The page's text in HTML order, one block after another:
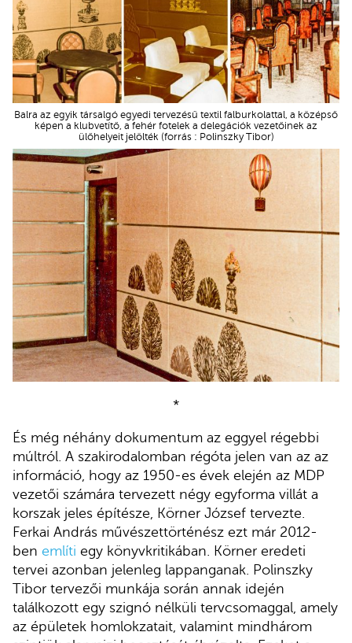
Balra az egyik társalgó egyedi tervezésű textil falburkolattal, a középső
képen a klubvetítő, a fehér fotelek a delegációk vezetőinek az
ülőhelyeit jelölték (forrás : Polinszky Tibor)
*
És még néhány dokumentum az eggyel régebbi
múltról. A szakirodalomban régóta jelen van az az
információ, hogy az 1950-es évek elején az MDP
vezetői számára tervezett négy egyforma villát a
korszak jeles építésze, Körner József tervezte.
Ferkai András művészettörténész ezt már 2012-
ben említi egy könyvkritikában. Körner eredeti
tervei azonban jelenleg lappanganak. Polinszky
Tibor tervezői munkája során annak idején
találkozott egy szignó nélküli tervcsomaggal, amely
az épületek homlokzatait, valamint mindhárom